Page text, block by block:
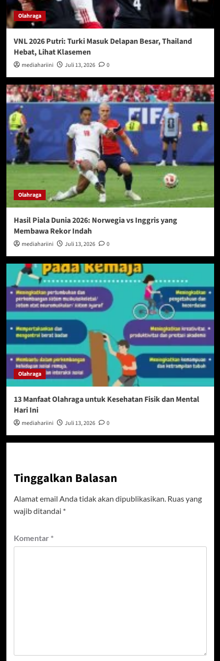
Olahraga
VNL 2026 Putri: Turki Masuk Delapan Besar, Thailand
Hebat, Lihat Klasemen
mediahariini Juli 13, 2026 0
Olahraga
Hasil Piala Dunia 2026: Norwegia vs Inggris yang
Membawa Rekor Indah
mediahariini Juli 13, 2026 0
Olahraga
13 Manfaat Olahraga untuk Kesehatan Fisik dan Mental
Hari Ini
mediahariini Juli 13, 2026 0
Tinggalkan Balasan
Alamat email Anda tidak akan dipublikasikan. Ruas yang
wajib ditandai *
Komentar *